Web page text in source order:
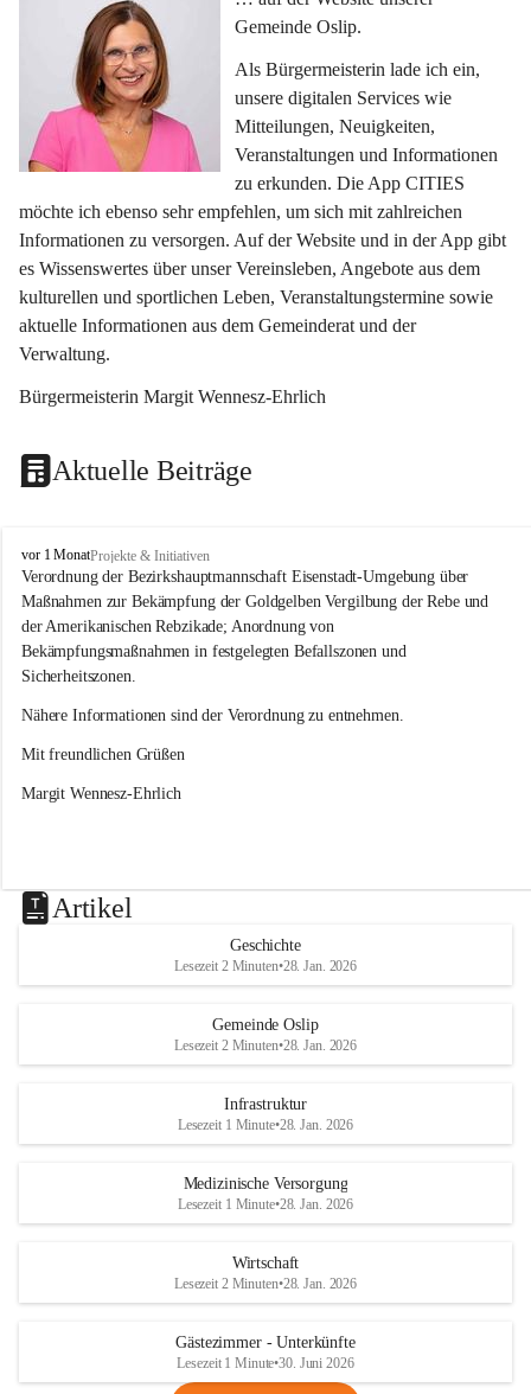
Gemeinde Oslip.
Als Bürgermeisterin lade ich ein,
unsere digitalen Services wie
Mitteilungen, Neuigkeiten,
Veranstaltungen und Informationen
zu erkunden. Die App CITIES
möchte ich ebenso sehr empfehlen, um sich mit zahlreichen
Informationen zu versorgen. Auf der Website und in der App gibt
es Wissenswertes über unser Vereinsleben, Angebote aus dem
kulturellen und sportlichen Leben, Veranstaltungstermine sowie
aktuelle Informationen aus dem Gemeinderat und der
Verwaltung.
Bürgermeisterin Margit Wennesz-Ehrlich
Aktuelle Beiträge
O
s
l
i
p
vor 1 MonatProjekte & Initiativen
Verordnung der Bezirkshauptmannschaft Eisenstadt-Umgebung über
Maßnahmen zur Bekämpfung der Goldgelben Vergilbung der Rebe und
der Amerikanischen Rebzikade; Anordnung von
Bekämpfungsmaßnahmen in festgelegten Befallszonen und
Sicherheitszonen.
Nähere Informationen sind der Verordnung zu entnehmen.
Mit freundlichen Grüßen
Margit Wennesz-Ehrlich
Artikel
Geschichte
Lesezeit 2 Minuten•28. Jan. 2026
Gemeinde Oslip
Lesezeit 2 Minuten•28. Jan. 2026
Infrastruktur
Lesezeit 1 Minute•28. Jan. 2026
Medizinische Versorgung
Lesezeit 1 Minute•28. Jan. 2026
Wirtschaft
Lesezeit 2 Minuten•28. Jan. 2026
Gästezimmer - Unterkünfte
Lesezeit 1 Minute•30. Juni 2026